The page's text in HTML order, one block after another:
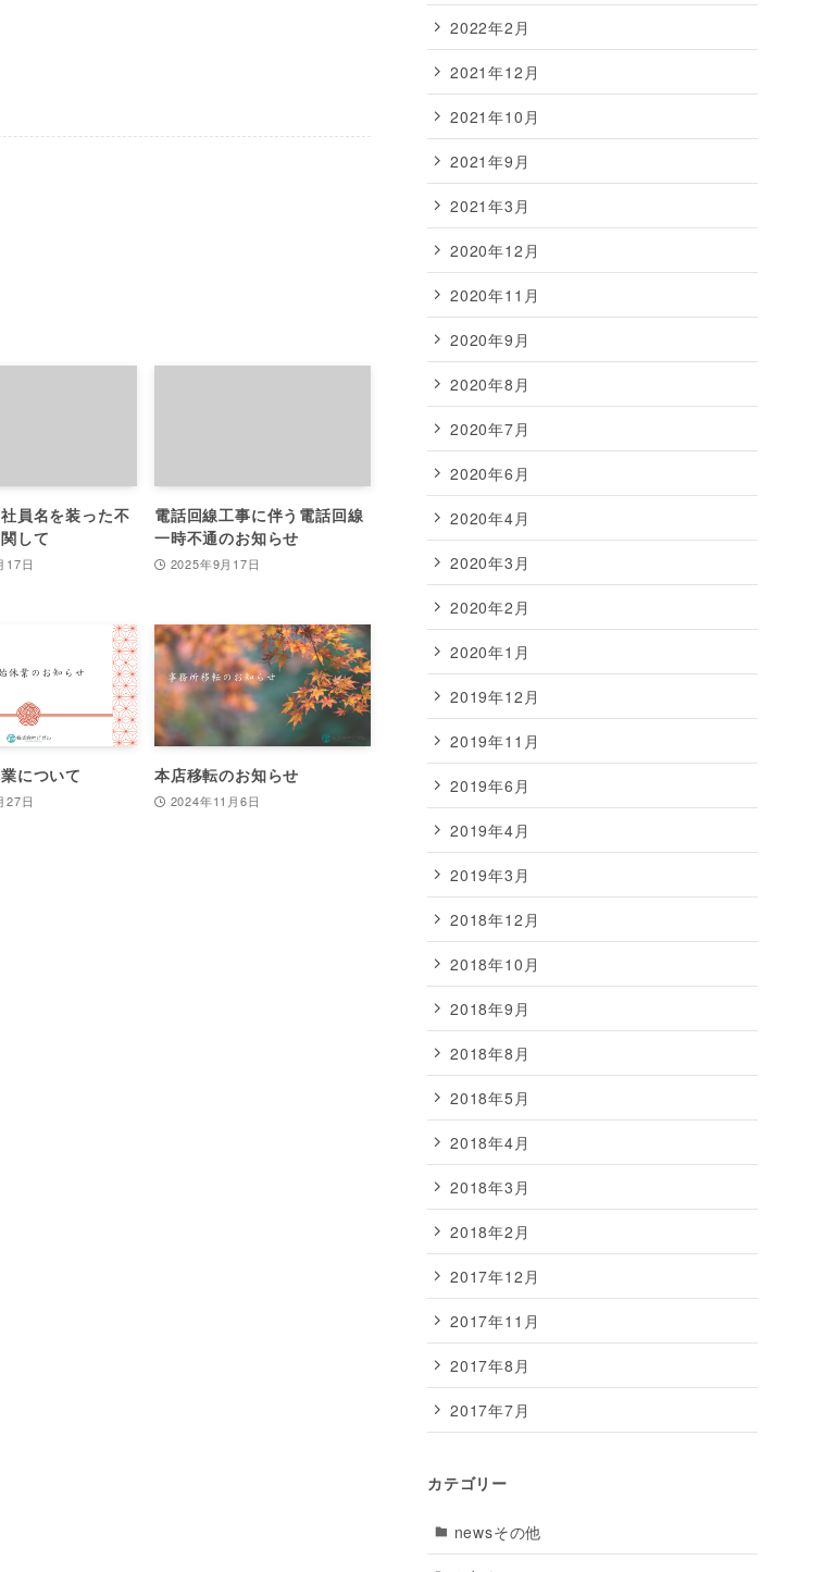
員名を装った不
して
17日
電話回線工事に伴う電話回線
一時不通のお知らせ
2025年9月17日
について
27日
本店移転のお知らせ
2024年11月6日
2022年2月
2021年12月
2021年10月
2021年9月
2021年3月
2020年12月
2020年11月
2020年9月
2020年8月
2020年7月
2020年6月
2020年4月
2020年3月
2020年2月
2020年1月
2019年12月
2019年11月
2019年6月
2019年4月
2019年3月
2018年12月
2018年10月
2018年9月
2018年8月
2018年5月
2018年4月
2018年3月
2018年2月
2017年12月
2017年11月
2017年8月
2017年7月
カテゴリー
newsその他